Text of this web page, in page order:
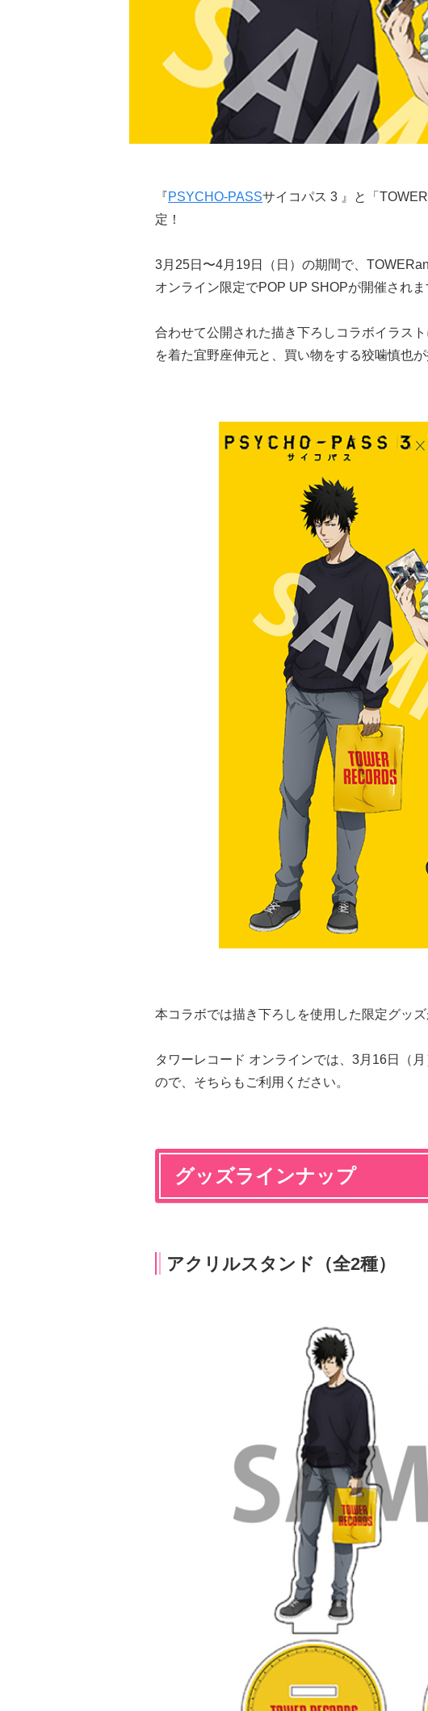
『PSYCHO-PASSサイコパス 3 』と「
定！
3月25日〜4月19日（日）の期間で、
オンライン限定でPOP UP SHOPが開催されま
合わせて公開された描き下ろしコラボイラス
を着た宜野座伸元と、買い物をする狡噛慎也が
本コラボでは描き下ろしを使用した限定グッズ
タワーレコード オンラインでは、3月16日（
ので、そちらもご利用ください。
グッズラインナップ
アクリルスタンド（全2種）